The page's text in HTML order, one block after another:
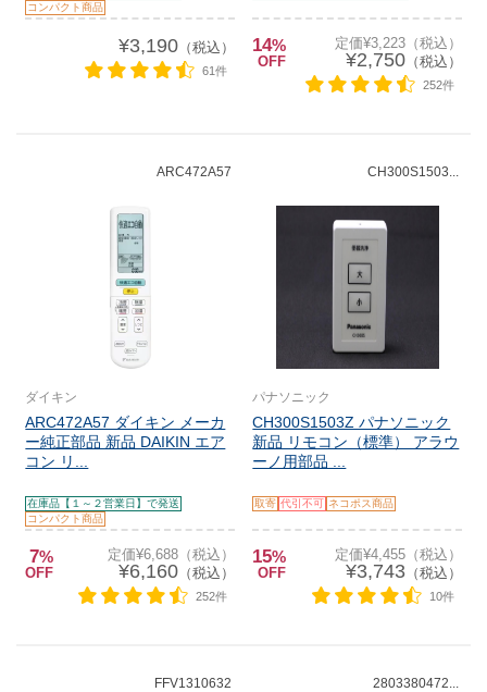
コンパクト商品
¥3,190（税込）
61件
14%
OFF
定価¥3,223（税込）
¥2,750（税込）
252件
ARC472A57
ダイキン
ARC472A57 ダイキン メーカ
ー純正部品 新品 DAIKIN エア
コン リ...
在庫品【１～２営業日】で発送
コンパクト商品
7%
OFF
定価¥6,688（税込）
¥6,160（税込）
252件
CH300S1503...
パナソニック
CH300S1503Z パナソニック
新品 リモコン（標準） アラウ
ーノ用部品 ...
取寄 代引不可 ネコポス商品
15%
OFF
定価¥4,455（税込）
¥3,743（税込）
10件
FFV1310632 2803380472...